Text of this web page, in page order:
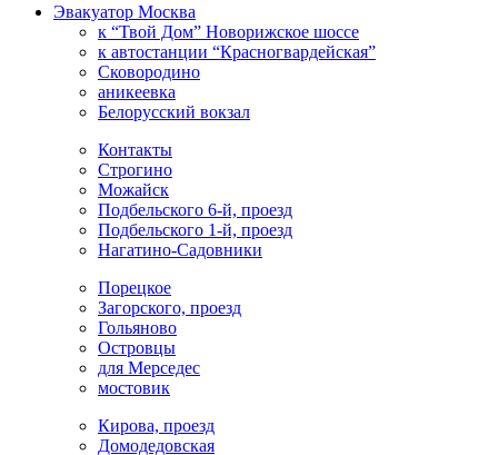
Эвакуатор Москва
к “Твой Дом” Новорижское шоссе
к автостанции “Красногвардейская”
Сковородино
аникеевка
Белорусский вокзал
Контакты
Строгино
Можайск
Подбельского 6-й, проезд
Подбельского 1-й, проезд
Нагатино-Садовники
Порецкое
Загорского, проезд
Гольяново
Островцы
для Мерседес
мостовик
Кирова, проезд
Домодедовская